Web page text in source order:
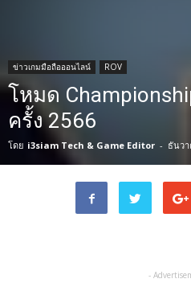
ข่าวเกมมือถือออนไลน์ ROV
โหมด
ครั้ง 2566
โดย i3siam Tech & Game Editor - ธันวา
-